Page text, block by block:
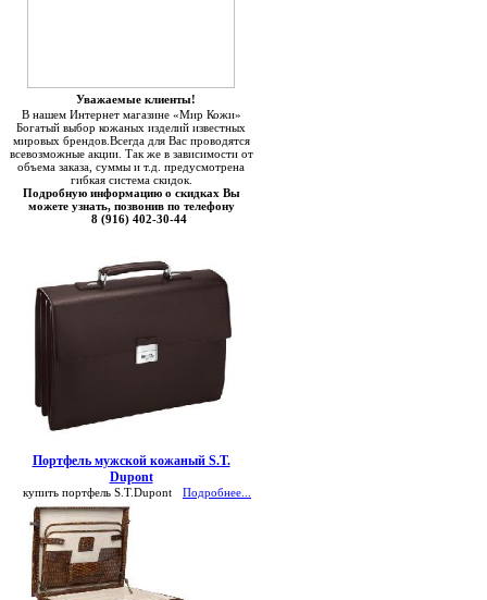
Уважаемые клиенты!
В нашем Интернет магазине «Мир Кожи»
Богатый выбор кожаных изделий известных
мировых брендов.Всегда для Вас проводятся
всевозможные акции. Так же в зависимости от
объема заказа, суммы и т.д. предусмотрена
гибкая система скидок.
Подробную информацию о скидках Вы
можете узнать, позвонив по телефону
8 (916) 402-30-44
Портфель мужской кожаный S.T.
Dupont
купить портфель S.T.Dupont Подробнее...